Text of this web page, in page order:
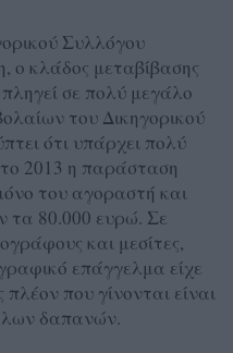
Συλλόγου
κλάδος μεταβίβασης
σε πολύ μεγάλο
του Δικηγορικού
ότι υπάρχει πολύ
2013 η παράσταση
του αγοραστή και
τα 80.000 ευρώ. Σε
και μεσίτες,
επάγγελμα είχε
που γίνονται είναι
δαπανών.